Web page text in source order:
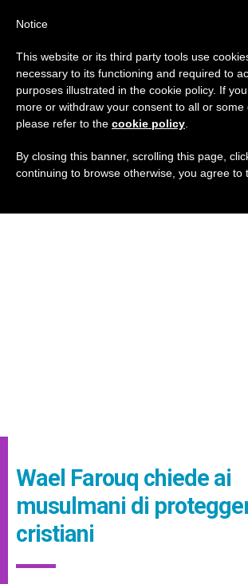
Wael Farouq chiede ai
musulmani di
cristiani
Notice
This website or its third party tools use
necessary to its functioning and required to
purposes illustrated in the cookie policy. If
more or withdraw your consent to all or some
please refer to the cookie policy
By closing this banner, scrolling this page,
continuing to browse otherwise, you agree to